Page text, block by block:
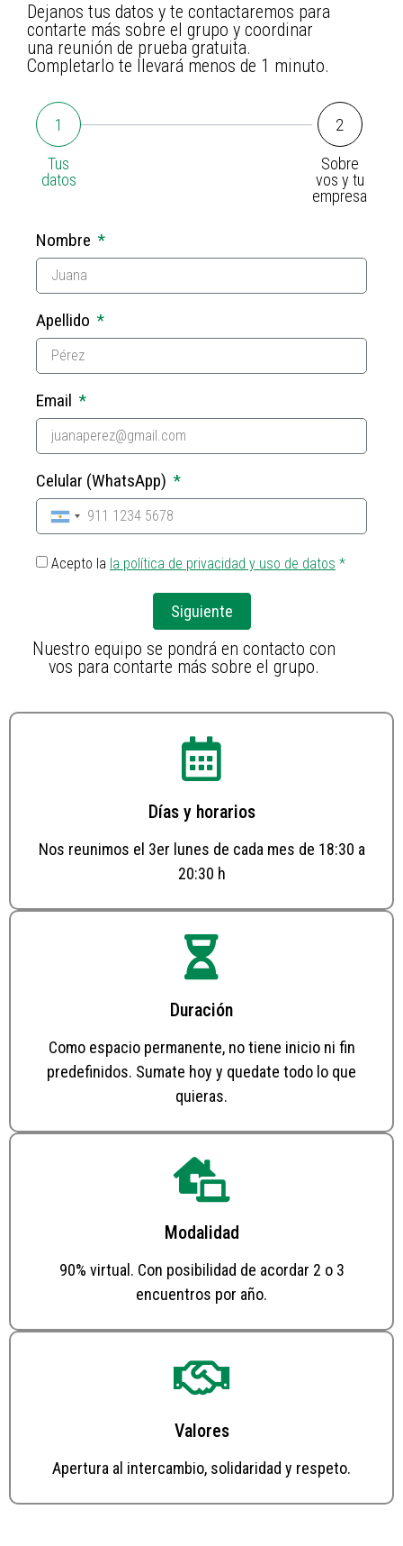
Dejanos tus datos y te contactaremos para
contarte más sobre el grupo y coordinar
una reunión de prueba gratuita.
Completarlo te llevará menos de 1 minuto.
1
Tus
datos
2
Sobre
vos y tu
empresa
Nombre
Apellido
Email
Celular (WhatsApp)
Argentina +54
Acepto la la política de privacidad y uso de datos *
Siguiente
Nuestro equipo se pondrá en contacto con
vos para contarte más sobre el grupo.
Días y horarios
Nos reunimos el 3er lunes de cada mes de 18:30 a
20:30 h
Duración
Como espacio permanente, no tiene inicio ni fin
predefinidos. Sumate hoy y quedate todo lo que
quieras.
Modalidad
90% virtual. Con posibilidad de acordar 2 o 3
encuentros por año.
Valores
Apertura al intercambio, solidaridad y respeto.